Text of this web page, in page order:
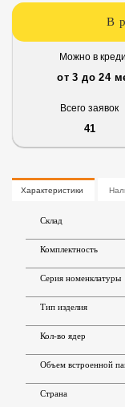
В
Можно в
от 3 до 24
Всего заявок
41
Характеристики
Склад
Комплектность
Серия номенклатуры
Тип изделия
Кол-во ядер
Объем встроенной
Страна